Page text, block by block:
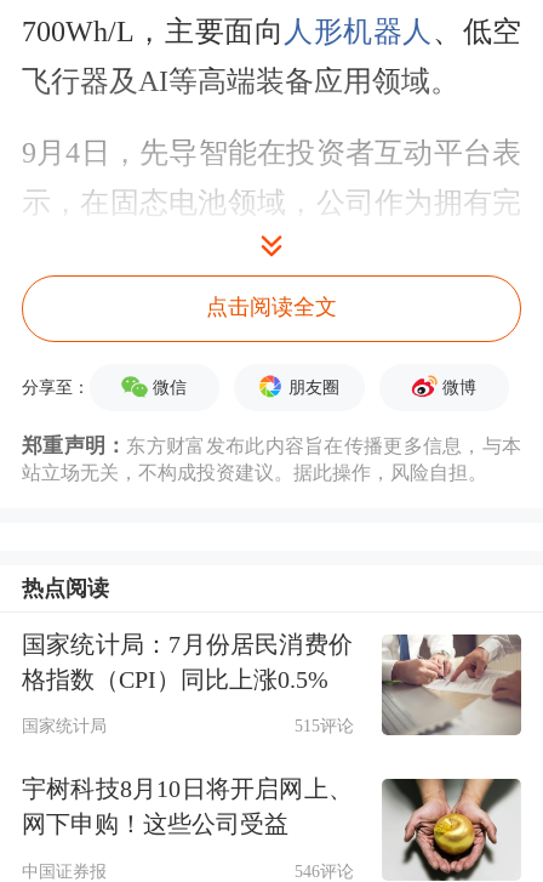
700Wh/L，主要面向 人形机器人 、低空
飞行器及AI等高端装备应用领域。
9月4日，先导智能在投资者互动平台表
示，在固态电池领域，公司作为拥有完
的全固态电池整线解决
方案服务商，已成功打通全固态电池量
产的全线工艺环节，并在核心环节取得
多项技术突破。
国轩高科近日在投资者互动平台披露，
电池。其中，金石全固态电池处于中试
计工作；G垣准固态电池处于多家客户
上车测试阶段。
机构分析认为，随着中试线的陆续落地
及 锂电扩产周期的重启，固态电池设备
点击阅读全文
分享至： 微信 朋友圈 微博
郑重声明： 东方财富发布此内容旨在传播更多信息，与本
站立场无关，不构成投资建议。据此操作，风险自担。
热点阅读
国家统计局：7月份居民消费价
格指数（CPI）同比上涨0.5%
国家统计局 515评论
宇树科技8月10日将开启网上、
网下申购！这些公司受益
中国证券报 546评论